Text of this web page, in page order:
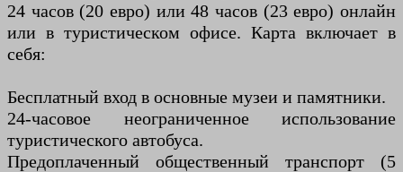
24 часов (20 евро) или 48 часов (23 евро) онлайн
или в туристическом офисе. Карта включает в
себя:
Бесплатный вход в основные музеи и памятники.
24-часовое неограниченное использование
туристического автобуса.
Предоплаченный общественный транспорт (5